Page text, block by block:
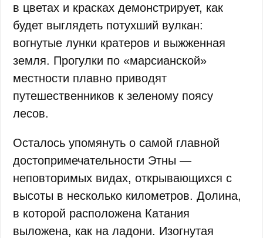
в цветах и красках демонстрирует, как
будет выглядеть потухший вулкан:
вогнутые лунки кратеров и выжженная
земля. Прогулки по «марсианской»
местности плавно приводят
путешественников к зеленому поясу
лесов.
Осталось упомянуть о самой главной
достопримечательности Этны —
неповторимых видах, открывающихся с
высоты в несколько километров. Долина,
в которой расположена Катания
выложена, как на ладони. Изогнутая